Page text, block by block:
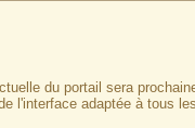
du portail sera
l'interface adaptée à tous